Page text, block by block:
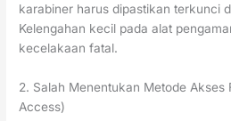
karabiner harus dipastikan terkunci
Kelengahan kecil pada alat
kecelakaan fatal.
2. Salah Menentukan Metode Akses
Access)